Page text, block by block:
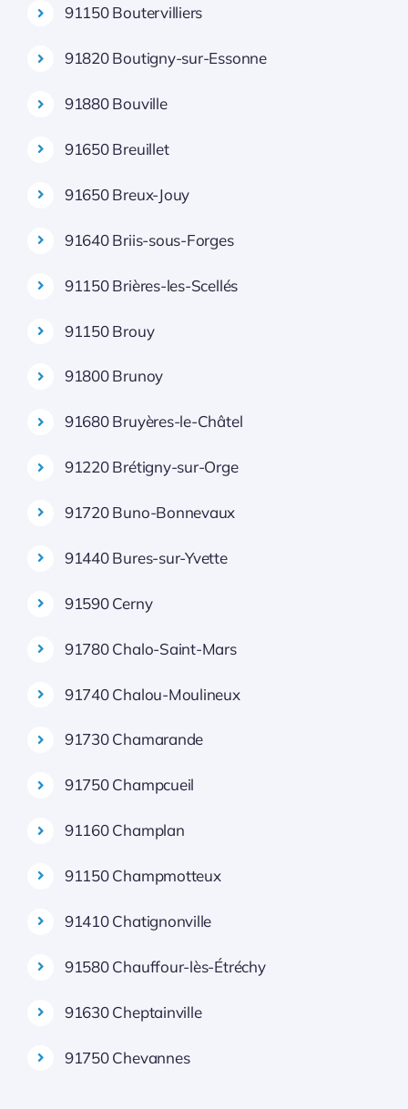
91150 Boutervilliers
91820 Boutigny-sur-Essonne
91880 Bouville
91650 Breuillet
91650 Breux-Jouy
91640 Briis-sous-Forges
91150 Brières-les-Scellés
91150 Brouy
91800 Brunoy
91680 Bruyères-le-Châtel
91220 Brétigny-sur-Orge
91720 Buno-Bonnevaux
91440 Bures-sur-Yvette
91590 Cerny
91780 Chalo-Saint-Mars
91740 Chalou-Moulineux
91730 Chamarande
91750 Champcueil
91160 Champlan
91150 Champmotteux
91410 Chatignonville
91580 Chauffour-lès-Étréchy
91630 Cheptainville
91750 Chevannes